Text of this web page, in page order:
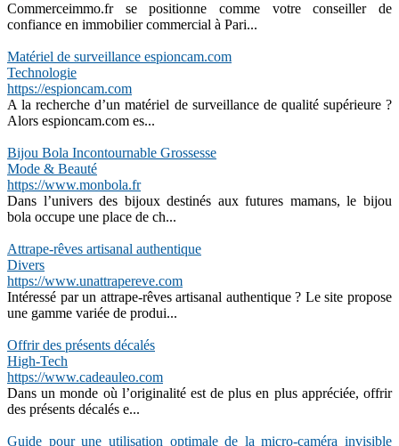
Commerceimmo.fr se positionne comme votre conseiller de
confiance en immobilier commercial à Pari...
Matériel de surveillance espioncam.com
Technologie
https://espioncam.com
A la recherche d’un matériel de surveillance de qualité supérieure ?
Alors espioncam.com es...
Bijou Bola Incontournable Grossesse
Mode & Beauté
https://www.monbola.fr
Dans l’univers des bijoux destinés aux futures mamans, le bijou
bola occupe une place de ch...
Attrape-rêves artisanal authentique
Divers
https://www.unattrapereve.com
Intéressé par un attrape-rêves artisanal authentique ? Le site propose
une gamme variée de produi...
Offrir des présents décalés
High-Tech
https://www.cadeauleo.com
Dans un monde où l’originalité est de plus en plus appréciée, offrir
des présents décalés e...
Guide pour une utilisation optimale de la micro-caméra invisible